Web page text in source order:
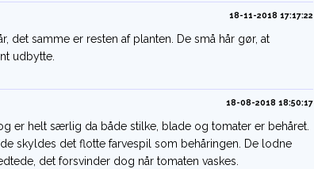
18-11-2018 17:17:22
det samme er resten af planten. De små hår gør, at
udbytte.
18-08-2018 18:50:17
er helt særlig da både stilke, blade og tomater er behåret.
skyldes det flotte farvespil som behåringen. De lodne
det forsvinder dog når tomaten vaskes.